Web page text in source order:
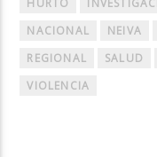
HURTO
NACIONAL
NEIVA
REGIONAL
SALUD
VIOLENCIA